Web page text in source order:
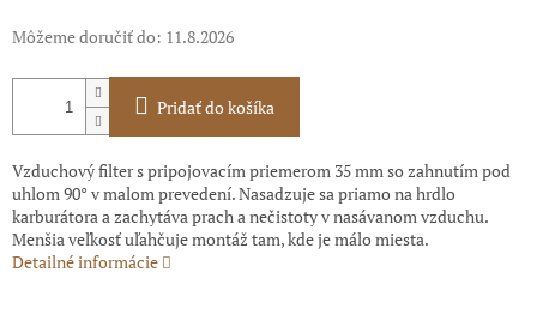
Môžeme doručiť do: 11.8.2026
Pridať do košíka
Vzduchový filter s pripojovacím priemerom 35 mm so zahnutím pod
uhlom 90° v malom prevedení. Nasadzuje sa priamo na hrdlo
karburátora a zachytáva prach a nečistoty v nasávanom vzduchu.
Menšia veľkosť uľahčuje montáž tam, kde je málo miesta.
Detailné informácie